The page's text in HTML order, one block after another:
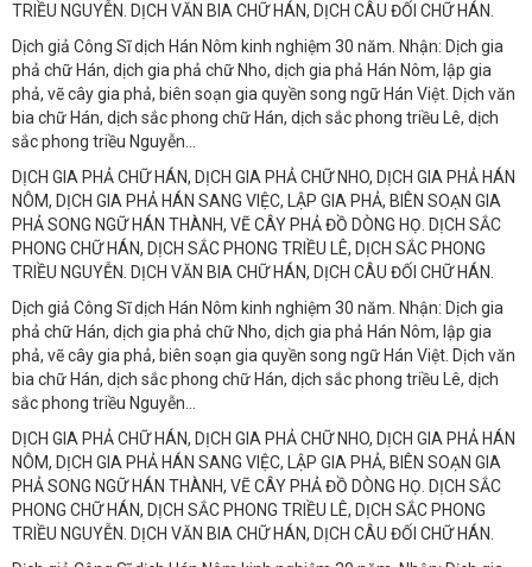
TRIỀU NGUYỄN. DỊCH VĂN BIA CHỮ HÁN, DỊCH CÂU ĐỐI CHỮ HÁN.
Dịch giả Công Sĩ dịch Hán Nôm kinh nghiệm 30 năm. Nhận: Dịch gia
phả chữ Hán, dịch gia phả chữ Nho, dịch gia phả Hán Nôm, lập gia
phả, vẽ cây gia phả, biên soạn gia quyền song ngữ Hán Việt. Dịch văn
bia chữ Hán, dịch sắc phong chữ Hán, dịch sắc phong triều Lê, dịch
sắc phong triều Nguyễn...
DỊCH GIA PHẢ CHỮ HÁN, DỊCH GIA PHẢ CHỮ NHO, DỊCH GIA PHẢ HÁN
NÔM, DỊCH GIA PHẢ HÁN SANG VIỆC, LẬP GIA PHẢ, BIÊN SOẠN GIA
PHẢ SONG NGỮ HÁN THÀNH, VẼ CÂY PHẢ ĐỒ DÒNG HỌ. DỊCH SẮC
PHONG CHỮ HÁN, DỊCH SẮC PHONG TRIỀU LÊ, DỊCH SẮC PHONG
TRIỀU NGUYỄN. DỊCH VĂN BIA CHỮ HÁN, DỊCH CÂU ĐỐI CHỮ HÁN.
Dịch giả Công Sĩ dịch Hán Nôm kinh nghiệm 30 năm. Nhận: Dịch gia
phả chữ Hán, dịch gia phả chữ Nho, dịch gia phả Hán Nôm, lập gia
phả, vẽ cây gia phả, biên soạn gia quyền song ngữ Hán Việt. Dịch văn
bia chữ Hán, dịch sắc phong chữ Hán, dịch sắc phong triều Lê, dịch
sắc phong triều Nguyễn...
DỊCH GIA PHẢ CHỮ HÁN, DỊCH GIA PHẢ CHỮ NHO, DỊCH GIA PHẢ HÁN
NÔM, DỊCH GIA PHẢ HÁN SANG VIỆC, LẬP GIA PHẢ, BIÊN SOẠN GIA
PHẢ SONG NGỮ HÁN THÀNH, VẼ CÂY PHẢ ĐỒ DÒNG HỌ. DỊCH SẮC
PHONG CHỮ HÁN, DỊCH SẮC PHONG TRIỀU LÊ, DỊCH SẮC PHONG
TRIỀU NGUYỄN. DỊCH VĂN BIA CHỮ HÁN, DỊCH CÂU ĐỐI CHỮ HÁN.